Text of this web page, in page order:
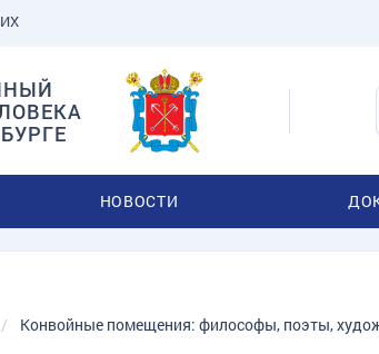
НОВОСТИ
Конвойные помещения: философы, поэты,